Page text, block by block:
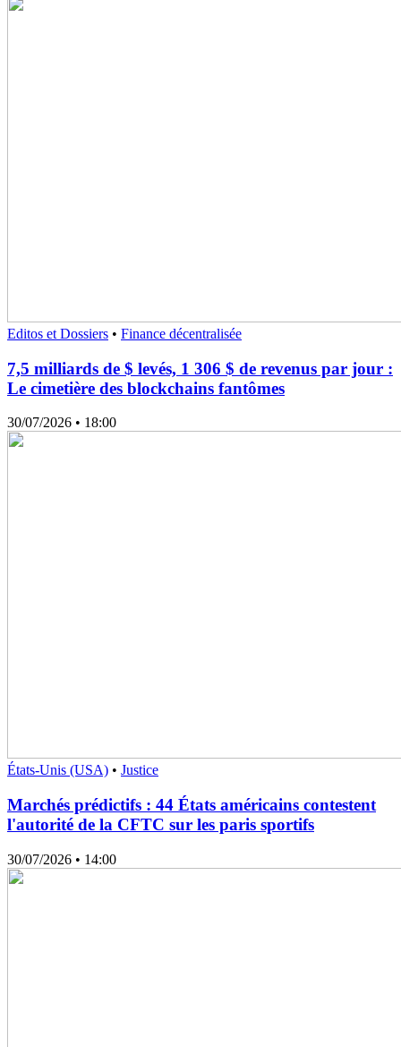
Editos et Dossiers • Finance décentralisée
7,5 milliards de $ levés, 1 306 $ de revenus par jour :
Le cimetière des blockchains fantômes
30/07/2026 • 18:00
États-Unis (USA) • Justice
Marchés prédictifs : 44 États américains contestent
l'autorité de la CFTC sur les paris sportifs
30/07/2026 • 14:00